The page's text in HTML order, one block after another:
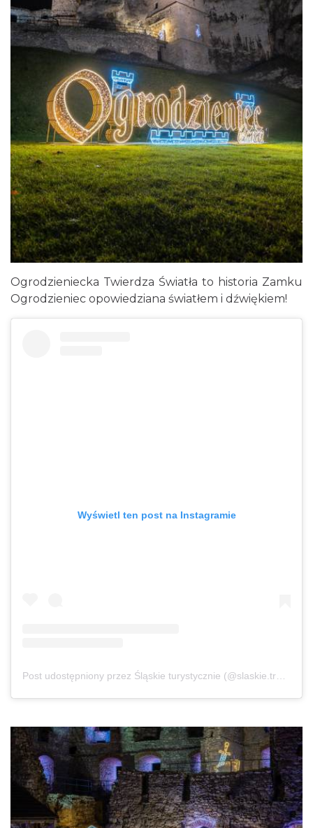
Ogrodzieniecka Twierdza Światła to historia Zamku
Ogrodzieniec opowiedziana światłem i dźwiękiem!
Wyświetl ten post na Instagramie
Post udostępniony przez Śląskie turystycznie (@slaskie.travel)